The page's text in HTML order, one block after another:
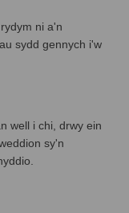
ni a'n
sydd gennych i'w
well i chi, drwy ein
sy'n